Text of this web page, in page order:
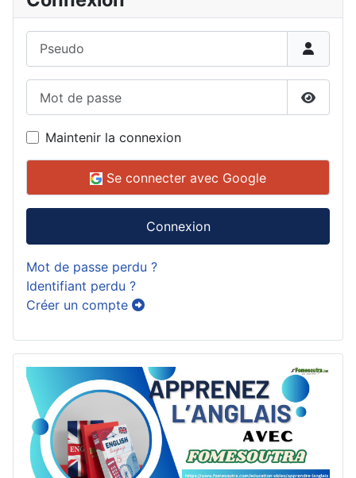
Maintenir la connexion
Se connecter avec Google
Connexion
Mot de passe perdu ?
Identifiant perdu ?
Créer un compte